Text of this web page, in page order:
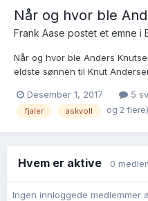
Når og hvor ble
Frank Aase postet et emne i
Når og hvor ble Anders
eldste sønnen til Knut
Vik. Br. nr. 2 i Fjaler, Sogn og
Andersen døde 1850. Han
Desember 1, 2017 5
fjaler askvoll og 2 flere)
Hvem er aktive 0
Ingen innloggede medlemmer